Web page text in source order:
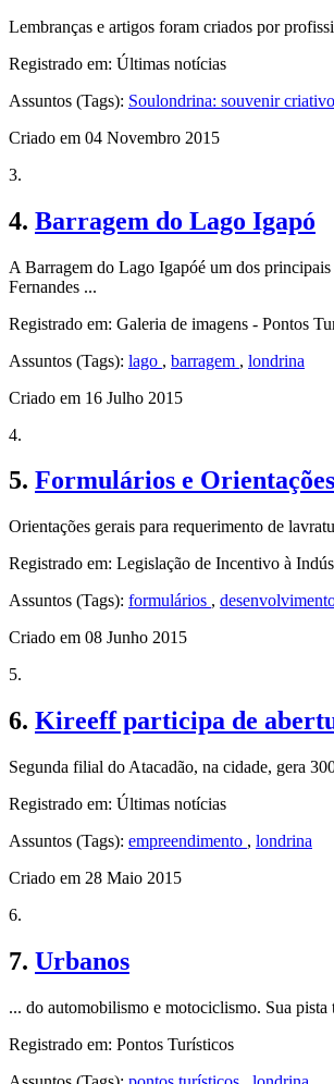
Lembranças e artigos foram criados por
Registrado em: Últimas notícias
Assuntos (Tags): Soulondrina: souvenir criativo
Criado em 04 Novembro 2015
3.
4. Barragem do Lago Igapó
A Barragem do Lago Igapóé um dos
Fernandes ...
Registrado em: Galeria de imagens - Pontos
Assuntos (Tags): lago , barragem , londrina
Criado em 16 Julho 2015
4.
5. Formulários e Orientações
Orientações gerais para requerimento de
Registrado em: Legislação de Incentivo à
Assuntos (Tags): formulários ,
Criado em 08 Junho 2015
5.
6. Kireeff participa de
Segunda filial do Atacadão, na cidade, gera
Registrado em: Últimas notícias
Assuntos (Tags): empreendimento , londrina
Criado em 28 Maio 2015
6.
7. Urbanos
... do automobilismo e motociclismo. Sua
Registrado em: Pontos Turísticos